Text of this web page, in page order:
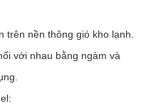
trên nền thông gió kho lạnh.
với nhau bằng ngàm và